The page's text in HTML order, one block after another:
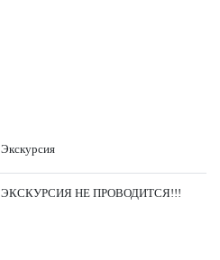
Экскурсия
ЭКСКУРСИЯ НЕ ПРОВОДИТСЯ!!!